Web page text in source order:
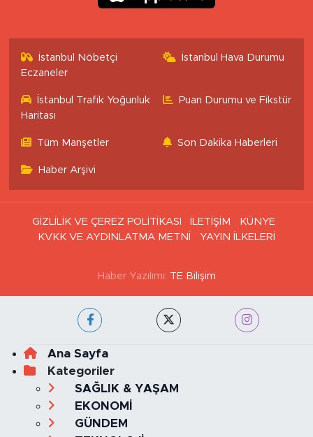
İstanbul Nöbetçi
Eczaneler
İstanbul Hava Durumu
İstanbul Trafik Yoğunluk
Haritası
Puan Durumu ve Fikstür
Tüm Manşetler Son Dakika Haberleri
Haber Arşivi
GİZLİLİK VE ÇEREZ POLİTİKASI İLETİŞİM
KÜNYE
KVKK VE AYDINLATMA METNİ
YAYIN İLKELERİ
Haber Yazılımı: TE Bilişim
Ana Sayfa
Kategoriler
SAĞLIK & YAŞAM
EKONOMİ
GÜNDEM